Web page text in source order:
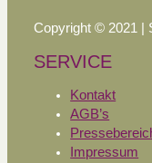
Copyright © 2021 |
SERVICE
Kontakt
AGB’s
Impressum